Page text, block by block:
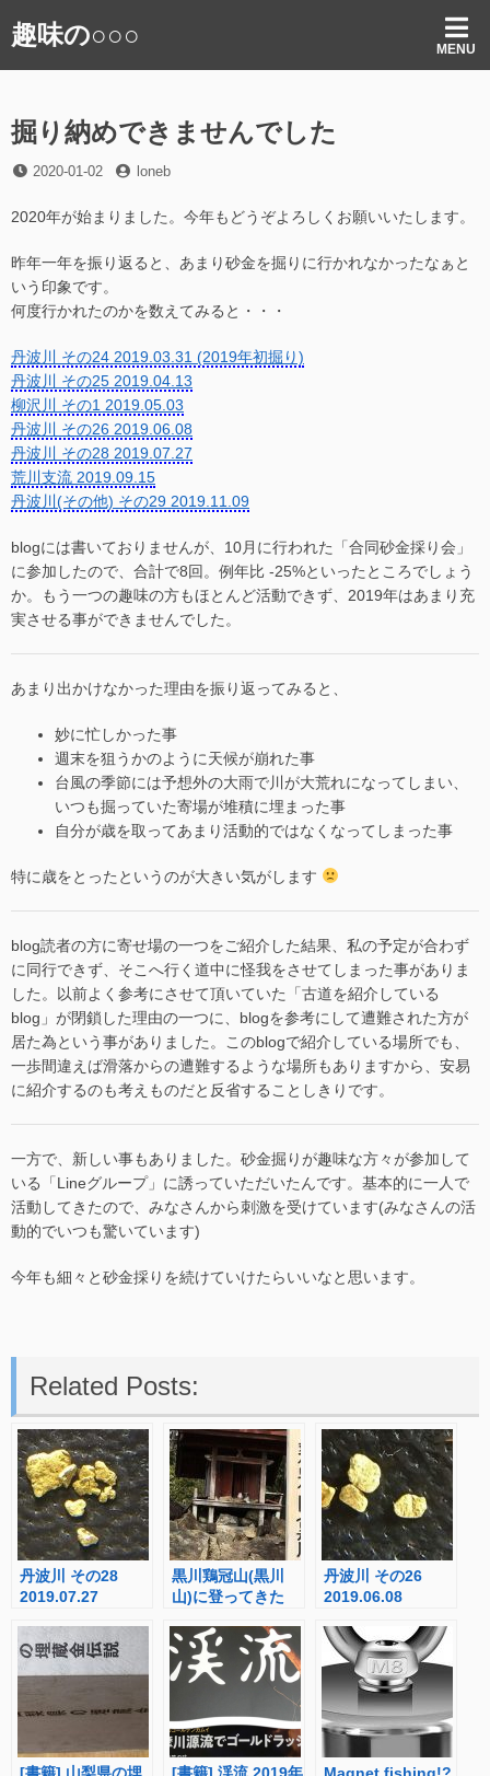
ン
へ
キ
プ
趣味の○○○ MENU
掘り納めできませんでした
投
日
2020-01-02
投
者
loneb
2020年が始まりました。今年もどうぞよろしくお願いいたします。
昨年一年を振り返ると、あまり砂金を掘りに行かれなかったなぁと
いう印象です。
何度行かれたのかを数えてみると・・・
丹波川 その24 2019.03.31 (2019年初掘り)
丹波川 その25 2019.04.13
柳沢川 その1 2019.05.03
丹波川 その26 2019.06.08
丹波川 その28 2019.07.27
荒川支流 2019.09.15
丹波川(その他) その29 2019.11.09
blogには書いておりませんが、10月に行われた「合同砂金採り会」
に参加したので、合計で8回。例年比 -25%といったところでしょう
か。もう一つの趣味の方もほとんど活動できず、2019年はあまり充
実させる事ができませんでした。
あまり出かけなかった理由を振り返ってみると、
妙に忙しかった事
週末を狙うかのように天候が崩れた事
台風の季節には予想外の大雨で川が大荒れになってしまい、
いつも掘っていた寄場が堆積に埋まった事
自分が歳を取ってあまり活動的ではなくなってしまった事
特に歳をとったというのが大きい気がします
blog読者の方に寄せ場の一つをご紹介した結果、私の予定が合わず
に同行できず、そこへ行く道中に怪我をさせてしまった事がありま
した。以前よく参考にさせて頂いていた「古道を紹介している
blog」が閉鎖した理由の一つに、blogを参考にして遭難された方が
居た為という事がありました。このblogで紹介している場所でも、
一歩間違えば滑落からの遭難するような場所もありますから、安易
に紹介するのも考えものだと反省することしきりです。
一方で、新しい事もありました。砂金掘りが趣味な方々が参加して
いる「Lineグループ」に誘っていただいたんです。基本的に一人で
活動してきたので、みなさんから刺激を受けています(みなさんの活
動的でいつも驚いています)
今年も細々と砂金採りを続けていけたらいいなと思います。
Related Posts:
丹波川 その28
2019.07.27
黒川鶏冠山(黒川
山)に登ってきた
丹波川 その26
2019.06.08